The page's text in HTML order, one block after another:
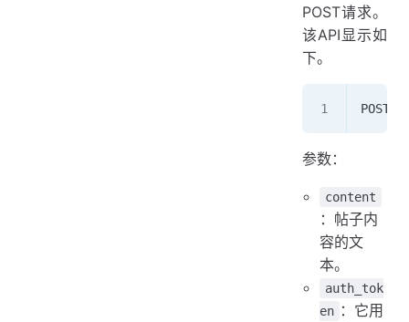
POST请求。
该API显示如
下。
POST
参数：
content
：帖子内
容的文
本。
auth_tok
en ：它用